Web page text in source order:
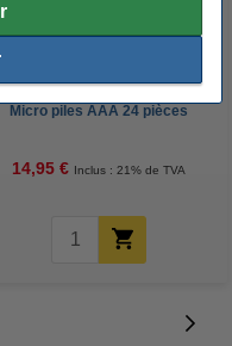
Xtreme Power MN2400
Micro piles AAA 24 pièces
14,95 € Inclus : 21% de TVA